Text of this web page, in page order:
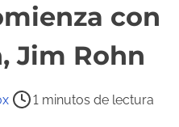
con
Jim Rohn
1 minutos de lectura